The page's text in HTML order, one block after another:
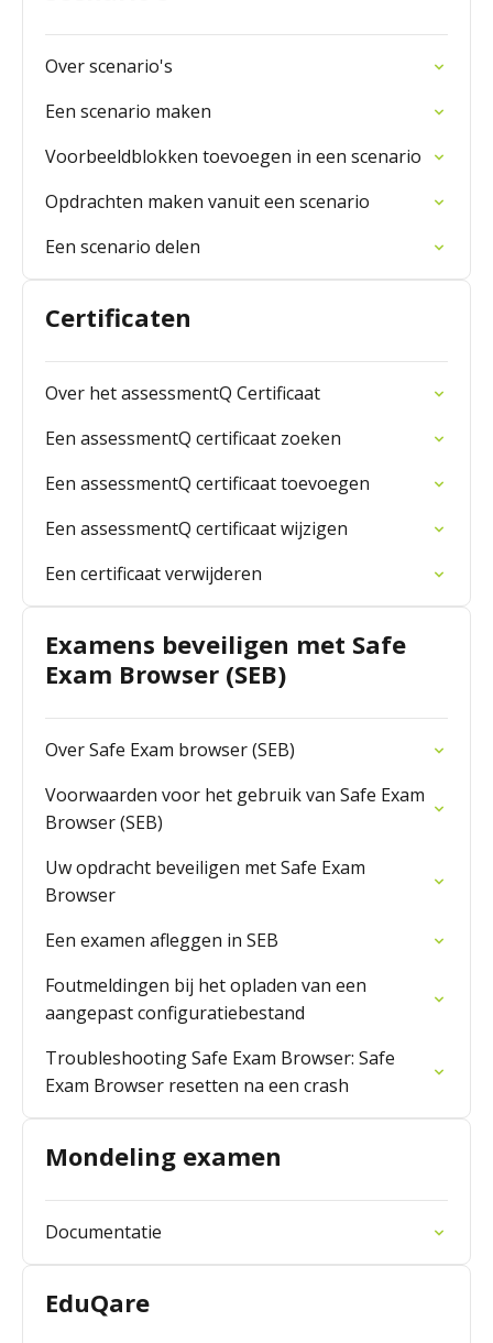
Over scenario's
Een scenario maken
Voorbeeldblokken toevoegen in een scenario
Opdrachten maken vanuit een scenario
Een scenario delen
Certificaten
Over het assessmentQ Certificaat
Een assessmentQ certificaat zoeken
Een assessmentQ certificaat toevoegen
Een assessmentQ certificaat wijzigen
Een certificaat verwijderen
Examens beveiligen met Safe
Exam Browser (SEB)
Over Safe Exam browser (SEB)
Voorwaarden voor het gebruik van Safe Exam
Browser (SEB)
Uw opdracht beveiligen met Safe Exam
Browser
Een examen afleggen in SEB
Foutmeldingen bij het opladen van een
aangepast configuratiebestand
Troubleshooting Safe Exam Browser: Safe
Exam Browser resetten na een crash
Mondeling examen
Documentatie
EduQare